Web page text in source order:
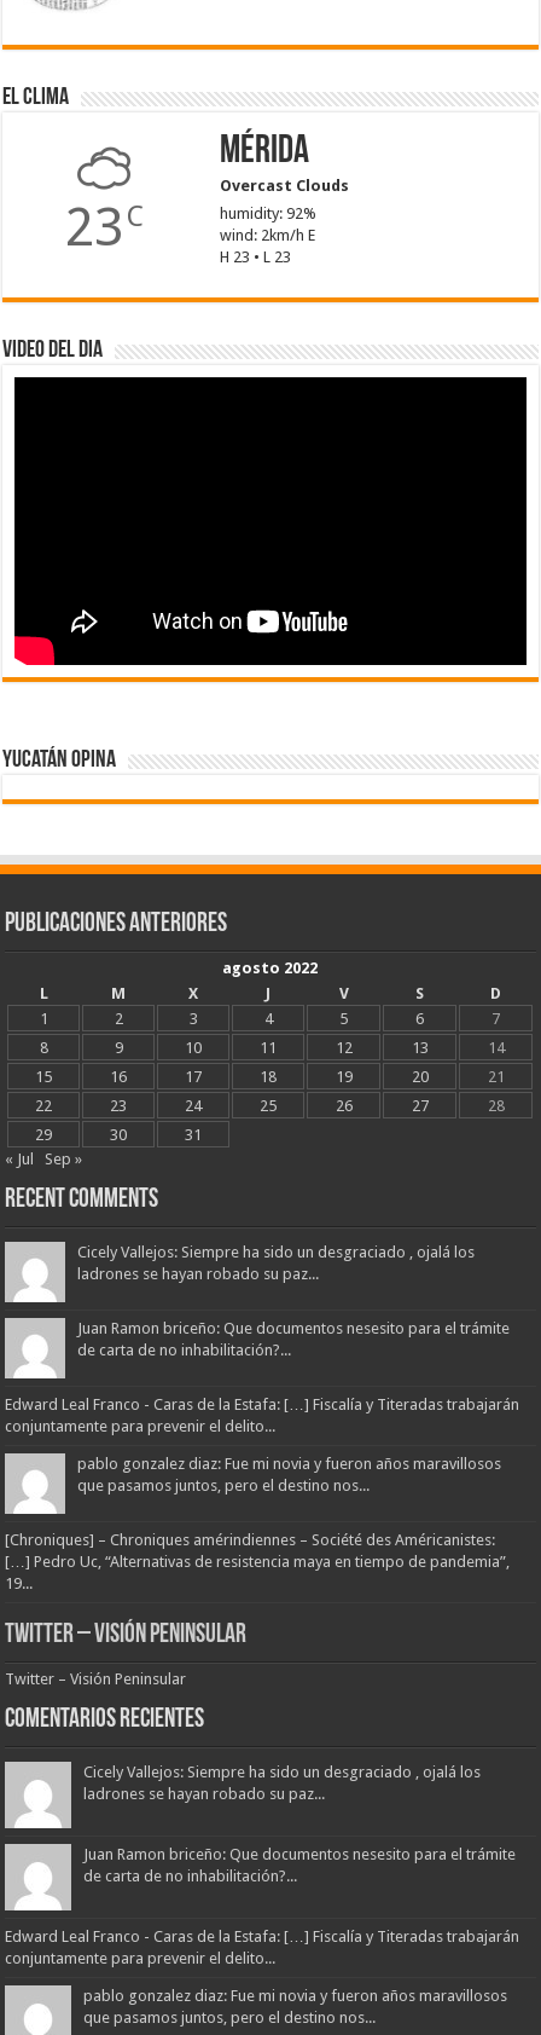
El Clima
23 C
Mérida
Overcast Clouds
humidity: 92%
wind: 2km/h E
H 23 • L 23
Video del dia
Yucatán Opina
Publicaciones Anteriores
agosto 2022
L
M X J V S
D
1
2 3 4 5 6
7
8
9 10 11 12 13
14
15
16 17 18 19 20
21
22
23 24 25 26 27
28
29
30
31
« Jul
Sep »
Recent Comments
Cicely Vallejos: Siempre ha sido un desgraciado , ojalá los
ladrones se hayan robado su paz...
Juan Ramon briceño: Que documentos nesesito para el trámite
de carta de no inhabilitación?...
Edward Leal Franco - Caras de la Estafa: […] Fiscalía y Titeradas trabajarán
conjuntamente para prevenir el delito...
pablo gonzalez diaz: Fue mi novia y fueron años maravillosos
que pasamos juntos, pero el destino nos...
[Chroniques] – Chroniques amérindiennes – Société des Américanistes:
[…] Pedro Uc, “Alternativas de resistencia maya en tiempo de pandemia”,
19...
Twitter – Visión Peninsular
Twitter – Visión Peninsular
Comentarios Recientes
Cicely Vallejos: Siempre ha sido un desgraciado , ojalá los
ladrones se hayan robado su paz...
Juan Ramon briceño: Que documentos nesesito para el trámite
de carta de no inhabilitación?...
Edward Leal Franco - Caras de la Estafa: […] Fiscalía y Titeradas trabajarán
conjuntamente para prevenir el delito...
pablo gonzalez diaz: Fue mi novia y fueron años maravillosos
que pasamos juntos, pero el destino nos...